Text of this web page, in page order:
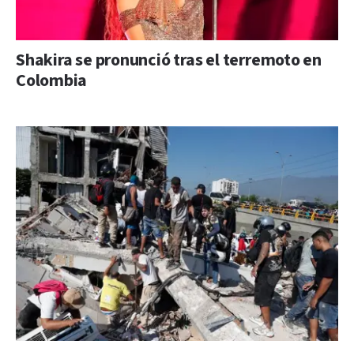
Shakira se pronunció tras el terremoto en
Colombia